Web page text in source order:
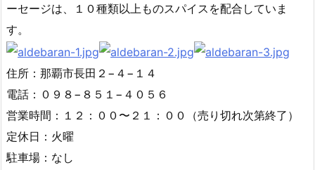
ーセージは、１０種類以上ものスパイスを配合していま
す。
住所：那覇市長田２−４−１４
電話：０９８−８５１−４０５６
営業時間：１２：００〜２１：００（売り切れ次第終了）
定休日：火曜
駐車場：なし